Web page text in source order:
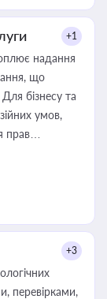
+1
надання
що
бізнесу та
умов,
прав
+3
перевірками,